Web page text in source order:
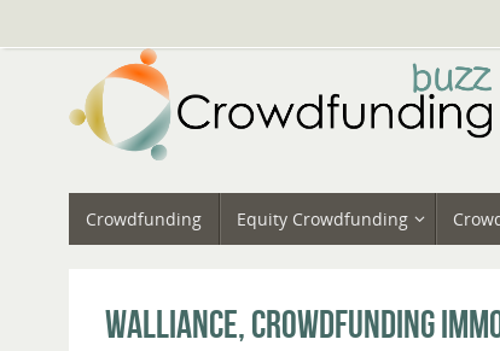
al
contenuto
Crowdfunding Equity Crowdfunding
Walliance, crowdfunding